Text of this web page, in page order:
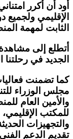
أود أن أكرر
الإقليمي ولجميع
الثابت لمهمة
أتطلع إلى
الجديد في رحلتنا
كما تضمنت
مجلس الوزراء
والأمين العام
للمكتب
والتجهيزات
تقديم الدعم